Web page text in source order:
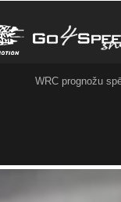
WRC prognožu